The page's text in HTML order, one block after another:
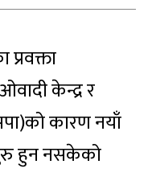
केन्द्र र
कारण नयाँ
शुरु हुन नसकेको